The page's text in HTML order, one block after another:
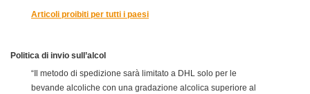
Articoli proibiti per tutti i paesi
Politica di invio sull’alcol
“Il metodo di spedizione sarà limitato a DHL solo per le
bevande alcoliche con una gradazione alcolica superiore al